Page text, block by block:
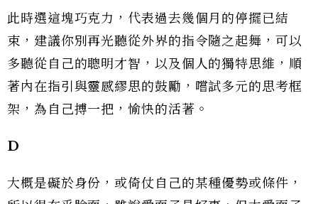
此時選這塊巧克力，代表過去幾個月的停擺已結
束，建議你別再光聽從外界的指令隨之起舞，可以
多聽從自己的聰明才智，以及個人的獨特思維，順
著內在指引與靈感繆思的鼓勵，嚐試多元的思考框
架，為自己搏一把，愉快的活著。
D
大概是礙於身份，或倚仗自己的某種優勢或條件，